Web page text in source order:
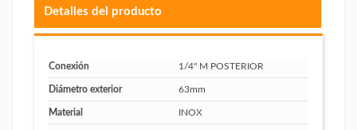
Detalles del producto
Conexión 1/4" M POSTERIOR
Diámetro exterior 63mm
Material INOX